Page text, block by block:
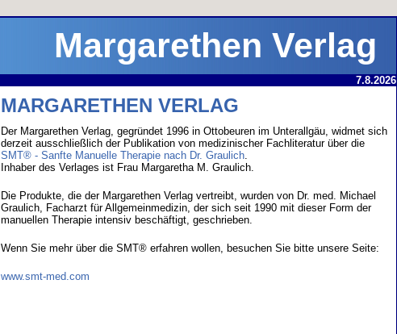
Margarethen Verlag
7.8.2026
MARGARETHEN VERLAG
Der Margarethen Verlag, gegründet 1996 in Ottobeuren im Unterallgäu, widmet sich
derzeit ausschließlich der Publikation von medizinischer Fachliteratur über die
SMT® - Sanfte Manuelle Therapie nach Dr. Graulich.
Inhaber des Verlages ist Frau Margaretha M. Graulich.
Die Produkte, die der Margarethen Verlag vertreibt, wurden von Dr. med. Michael
Graulich, Facharzt für Allgemeinmedizin, der sich seit 1990 mit dieser Form der
manuellen Therapie intensiv beschäftigt, geschrieben.
Wenn Sie mehr über die SMT® erfahren wollen, besuchen Sie bitte unsere Seite:
www.smt-med.com